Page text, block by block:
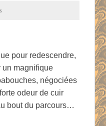
pour redescendre,
un magnifique
négociées
odeur de cuir
bout du parcours…